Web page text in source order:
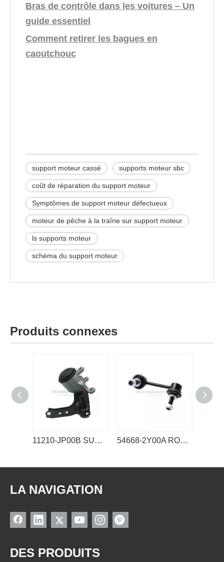
Bras de contrôle dans les voitures – Un
guide essentiel
Comment retirer les bagues en
caoutchouc
support moteur cassé supports moteur sbc
coût de réparation du support moteur
Symptômes de support moteur défectueux
moteur de pêche à la traîne sur support moteur
ls supports moteur​
schéma du support moteur
Produits connexes
11210-JP00B SUPPORT MOTEUR NISSAN 54668-2Y00A ROTULE DE STABILISATEUR DE LIEN NISSAN
LA NAVIGATION
DES PRODUITS